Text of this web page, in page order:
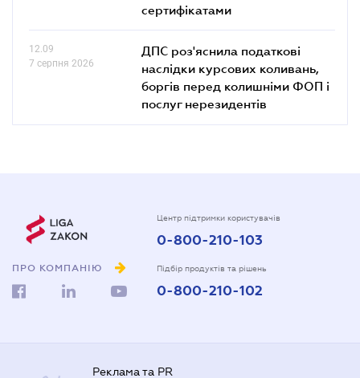
сертифікатами
12.09
7 серпня 2026
ДПС роз'яснила податкові
наслідки курсових коливань,
боргів перед колишніми ФОП і
послуг нерезидентів
ПРО КОМПАНІЮ
Центр підтримки користувачів
0-800-210-103
Підбір продуктів та рішень
0-800-210-102
Реклама та PR